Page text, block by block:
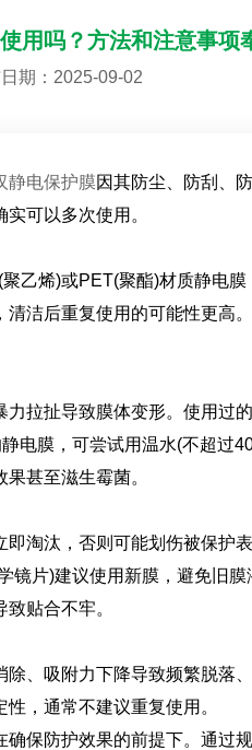
用吗？方法和注意事项
期：2025-09-02
静电保护膜因其防尘、防刮、
可以多次使用。
烯)或PET(聚酯)材质静电膜
洁后重复使用的可能性更高
扯导致膜体变形。使用过
电膜，可尝试用温水(不超
甚至滋生霉菌。
汰，否则可能划伤被保护
片)建议使用新膜，避免旧
贴合不牢。
吸附力下降导致频繁脱落
，通常不建议重复使用。
防护效果的前提下。通过